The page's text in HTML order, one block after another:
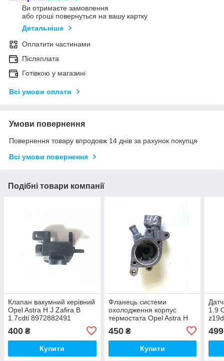
Ви отримаєте замовлення
або гроші повернуться на вашу картку
Детальніше
Оплатити частинами
Післяплата
Готівкою у магазині
Всі умови оплати
Умови повернення
Повернення товару впродовж 14 днів за рахунок покупця
Всі умови повернення
Подібні товари компанії
Клапан вакумний керівний
Opel Astra H J Zafira B
1.7cdti 8972882491
400 ₴
Купити
Фланець системи
охолодження корпус
термостата Opel Astra H
Zafira B Corsa D 1.7CDTI
Z17DTJ Z17DTR A17DTR
A17DTJ
450₴
Купити
1.9
499